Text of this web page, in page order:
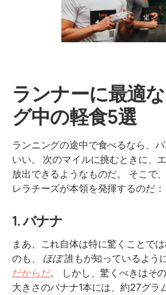
ランナーに最適
グ中の軽食5選
ランニングの途中で食べるなら、
いい。 次のマイルに挑むときに、
放出できるようなものだ。 そこで
レラチーズが本領を発揮するのだ：
1. バナナ
まあ、これ自体は特に驚くことで
のも、 ほぼ誰もが知っているよう
だからだ。 しかし、驚くべきはそ
大きさのバナナ1本には、約27グラ